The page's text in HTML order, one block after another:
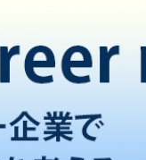
ラム
報